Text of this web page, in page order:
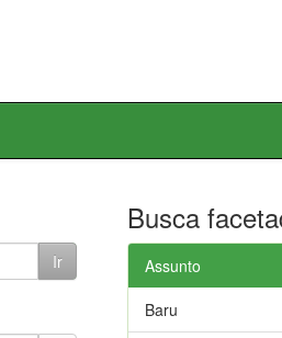
Busca
Assunto
Baru